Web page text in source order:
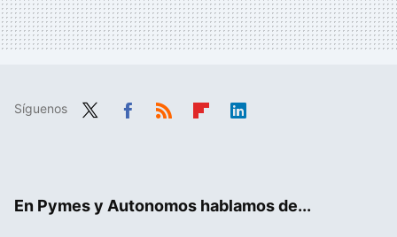
Síguenos
En Pymes y Autonomos hablamos de...